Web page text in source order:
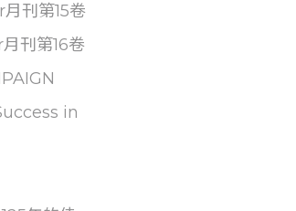
刊第15卷
刊第16卷
in